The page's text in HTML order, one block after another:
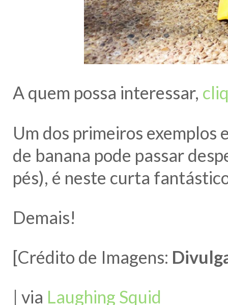
A quem possa interessar,
Um dos primeiros exemplos
de banana pode passar
pés), é neste curta
Demais!
[Crédito de Imagens:
| via Laughing Squid